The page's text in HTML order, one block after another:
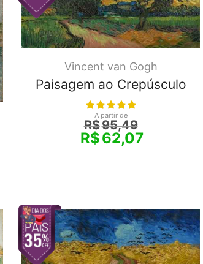
Vincent van Gogh
Paisagem ao Crepúsculo
A partir de
R$95,49
R$62,07